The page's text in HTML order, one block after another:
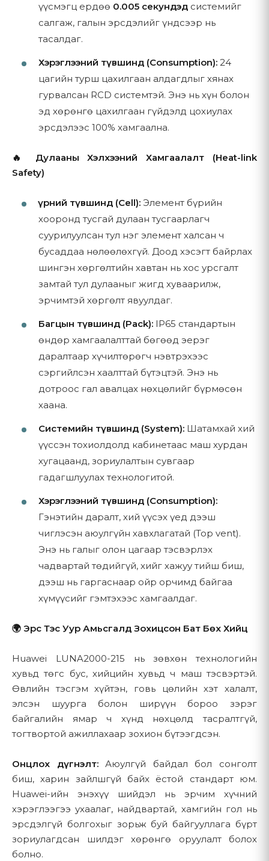
үүсмэгц ердөө 0.005 секундэд системийг
салгаж, галын эрсдэлийг үндсээр нь
тасалдаг.
Хэрэглээний түвшинд (Consumption): 24
цагийн турш цахилгаан алдагдлыг хянах
гурвалсан RCD системтэй. Энэ нь хүн болон
эд хөрөнгө цахилгаан гүйдэлд цохиулах
эрсдэлээс 100% хамгаална.
🔥 Дулааны Хэлхээний Хамгаалалт (Heat-link
Safety)
Үүрний түвшинд (Cell): Элемент бүрийн
хооронд тусгай дулаан тусгаарлагч
суурилуулсан тул нэг элемент халсан ч
бусаддаа нөлөөлөхгүй. Доод хэсэгт байрлах
шингэн хөргөлтийн хавтан нь хос урсгалт
замтай тул дулааныг жигд хуваарилж,
эрчимтэй хөргөлт явуулдаг.
Багцын түвшинд (Pack): IP65 стандартын
өндөр хамгаалалттай бөгөөд эерэг
даралтаар хүчилтөрөгч нэвтрэхээс
сэргийлсэн хаалттай бүтэцтэй. Энэ нь
дотроос гал авалцах нөхцөлийг бүрмөсөн
хаана.
Системийн түвшинд (System): Шатамхай хий
үүссэн тохиолдолд кабинетаас маш хурдан
хугацаанд, зориулалтын сувгаар
гадагшлуулах технологитой.
Хэрэглээний түвшинд (Consumption):
Гэнэтийн даралт, хий үүсэх үед дээш
чиглэсэн аюулгүйн хавхлагатай (Top vent).
Энэ нь галыг олон цагаар тэсвэрлэх
чадвартай төдийгүй, хийг хажуу тийш биш,
дээш нь гаргаснаар ойр орчимд байгаа
хүмүүсийг гэмтэхээс хамгаалдаг.
🌍 Эрс Тэс Уур Амьсгалд Зохицсон Бат Бөх Хийц
Huawei LUNA2000-215 нь зөвхөн технологийн
хувьд төгс бус, хийцийн хувьд ч маш тэсвэртэй.
Өвлийн тэсгэм хүйтэн, говь цөлийн хэт халалт,
элсэн шуурга болон ширүүн бороо зэрэг
байгалийн ямар ч хүнд нөхцөлд тасралтгүй,
тогтвортой ажиллахаар зохион бүтээгдсэн.
Онцлох дүгнэлт:Аюулгүй байдал бол сонголт
биш, харин зайлшгүй байх ёстой стандарт юм.
Huawei-ийн энэхүү шийдэл нь эрчим хүчний
хэрэглээгээ ухаалаг, найдвартай, хамгийн гол нь
эрсдэлгүй болгохыг зорьж буй байгууллага бүрт
зориулагдсан шилдэг хөрөнгө оруулалт болох
болно.
4.1 Худалдан авах үйл явц
Манай вэбсайт хосолсон загвараар ажилладаг:
авах боломжтой
Бусад бүтээгдэхүүний хувьд үнийн санал авах, захиалга
боловсруулахын тулд манай борлуулалтын багтай
холбогдох шаардлагатай
Эцсийн үнэ болон бэлэн байгаа эсэхийг захиалга
4.2 Үнэ
Бүх үнэ Монгол төгрөгөөр (₮) жагсаагдсан болно
Үнэ урьдчилан мэдэгдэлгүйгээр өөрчлөгдөж болно
Хямдралтай үнэ (боломжтой үед) анхны үнийн хажууд
харагдана
төлбөр ороогүй болно
4.3 Төлбөрийн хэлбэр
Бид дараах хэлбэрээр төлбөр хүлээн авна:
Storepay
Pocket
Худалдаа, Хөгжлийн Банк (TDB)
Манай борлуулалтын багтай тохиролцсон бусад
Төлбөрийн нөхцөл болон захиалга боловсруулах талаар
манай борлуулалтын багтай
холбогдоно уу.
5. Хүргэлт ба Угсралт
5.1 Хүргэлтийн бүс
Бид дараах газруудад хүргэлтийн үйлчилгээ үзүүлдэг:
Улаанбаатар хот болон түүний ойр орчмын бүс
зохицуулалт шаардагдаж болно
5.2 Хүргэлтийн нөхцөл
Тодорхой нөхцөлд (захиалгын үнийн дүн, байршил,
боломжтой
Хүргэлтийн хугацааг худалдан авалт хийх үед
мэдэгдэнэ
Угсралтын үйлчилгээ нь холбогдох бүтээгдэхүүнд
багтсан болно
5.3 Угсралтын үйлчилгээ
Аналитик өгөгдөл:Вэбсайтын траффикийн хэв
маяг, хэрэглэгчийн зан төлөв, гүйцэтгэлийн үзүүлэлт
Вэбсайтын үйл ажиллагаа болон аналитикийн
зорилгоор таны төхөөрөмжид хадгалагддаг жижиг
өгөгдлийн файлууд
3.3 Бидний цуглуулдаггүй мэдээлэл
Бид ямар мэдээлэл цуглуулдаггүйг тодорхой болгохыг
Бид хэрэглэгчийн бүртгэл эсвэл данс үүсгэхийг
шаарддаггүй
Бид төлбөрийн мэдээллийг шууд цуглуулдаггүй
(гуравдагч этгээдийн төлбөрийн үйлчилгээ үзүүлэгчээр
дамжуулан боловсруулагддаг)
Үйлчилгээ үзүүлэхэд зайлшгүй шаардлагатайгаас
бусад тохиолдолд бид хувийн эмзэг мэдээллийг
цуглуулдаггүй
Бид таны бусад вэбсайт дахь үйлдлийг хянадаггүй
4. Таны мэдээллийг хэрхэн ашиглах вэ
Бид цуглуулсан мэдээллийг дараах зорилгоор
ашигладаг:
4.1 Үйлчилгээ хүргэлт
Бүтээгдэхүүний лавлагаа, захиалгыг боловсруулах
байгуулах
Баталгаат засварын нэхэмжлэл болон үйлчилгээний
хүсэлтийг зохицуулах
4.2 Харилцаа холбоо
Таны асуулт, хүсэлтэд хариу өгөх
Бүтээгдэхүүний мэдээлэл, үнийн санал өгөх
Харилцагчийн үйлчилгээтэй холбоотой асуудлыг
Та ийм харилцааг хүлээн авахыг тодорхой зөвшөөрөөгүй
бол бид таны мэдээллийг маркетингийн харилцаа,
сурталчилгааны имэйл, мэдээллийн хуудас зэрэгт
ашиглахГҮЙ.
Хэрэглэгчийн туршлагыг сайжруулахын тулд
вэбсайтын хэрэглээнд дүн шинжилгээ хийх
Техникийн асуудлыг тодорхойлж, засах
Хэрэглэгчийн сонголт, хэрэгцээг ойлгох